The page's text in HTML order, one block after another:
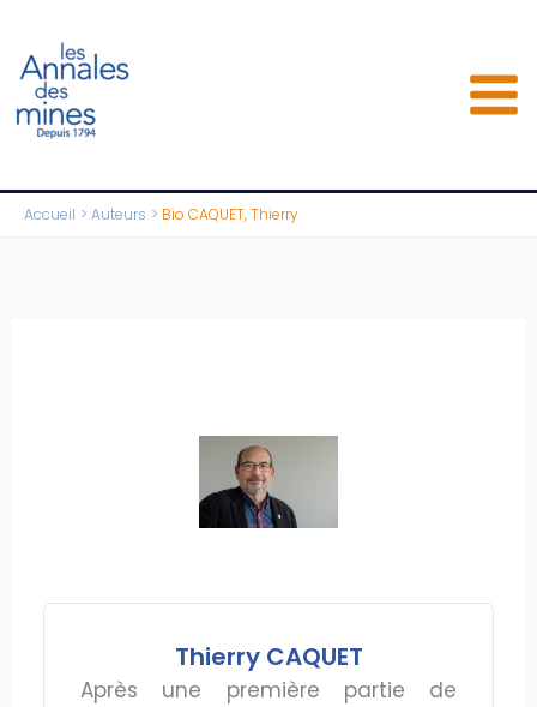
contenu
Accueil Auteurs Bio CAQUET, Thierry
Thierry CAQUET
Après une première partie de